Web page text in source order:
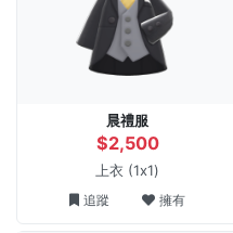
晨禮服
$2,500
上衣 (1x1)
追蹤 擁有